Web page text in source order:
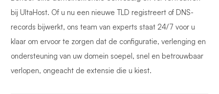
bij UltaHost. Of u nu een nieuwe TLD registreert of DNS-
records bijwerkt, ons team van experts staat 24/7 voor u
klaar om ervoor te zorgen dat de configuratie, verlenging en
ondersteuning van uw domein soepel, snel en betrouwbaar
verlopen, ongeacht de extensie die u kiest.